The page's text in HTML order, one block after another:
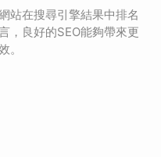
站在搜尋引擎結果中排名
，良好的SEO能夠帶來更
。